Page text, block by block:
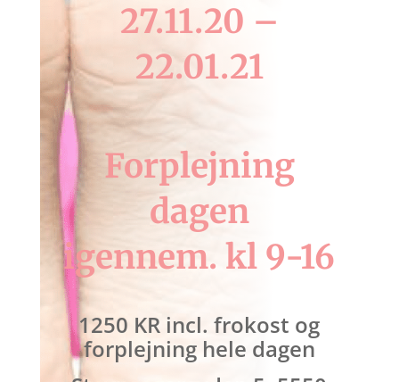
27.11.20 –
22.01.21
Forplejning
dagen
igennem. kl 9-16
1250 KR incl. frokost og
forplejning hele dagen